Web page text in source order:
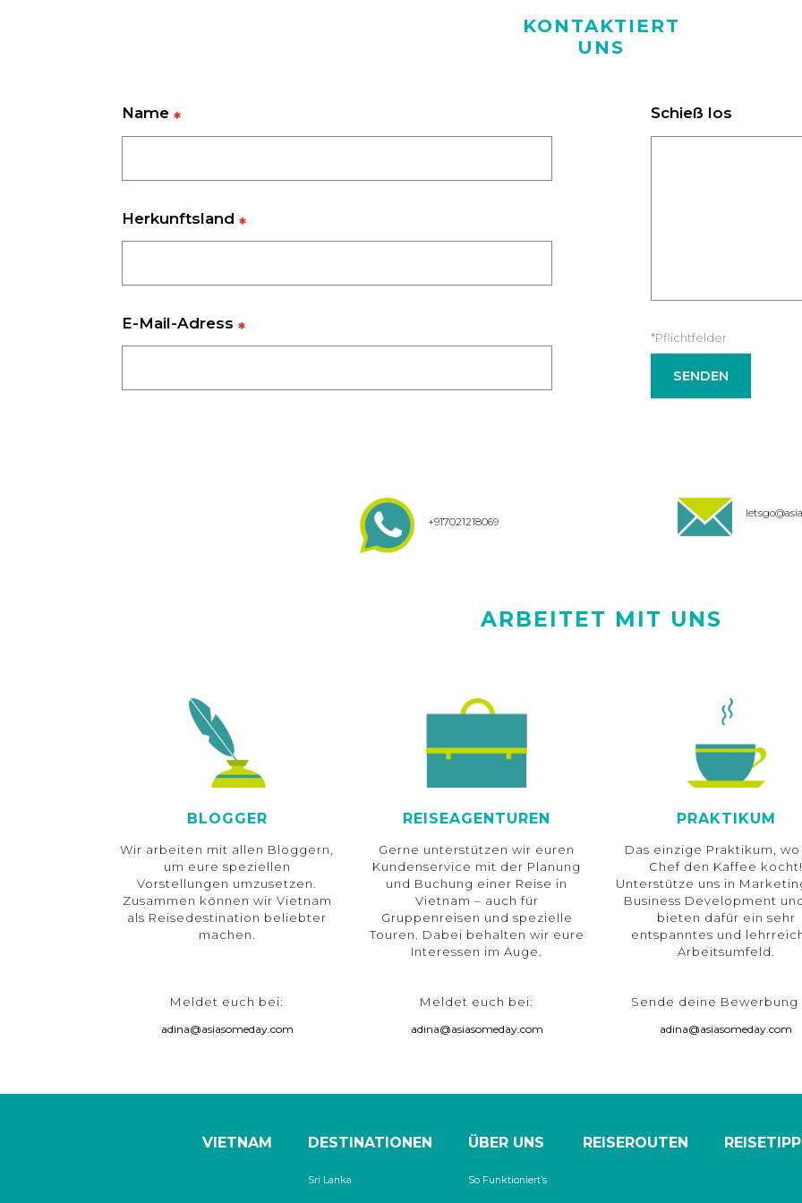
KONTAKTIERT
UNS
Name
Herkunftsland
E-Mail-Adress
Schieß los
*Pflichtfelder
+917021218069
ARBEITET MIT UNS
BLOGGER
Wir arbeiten mit allen Bloggern,
um eure speziellen
Vorstellungen umzusetzen.
Zusammen können wir Vietnam
als Reisedestination beliebter
machen.
Meldet euch bei:
adina@asiasomeday.com
REISEAGENTUREN
Gerne unterstützen wir euren
Kundenservice mit der Planung
und Buchung einer Reise in
Vietnam – auch für
Gruppenreisen und spezielle
Touren. Dabei behalten wir eure
Interessen im Auge.
Meldet euch bei:
adina@asiasomeday.com
PRAKTIKUM
Das einzige Praktikum,
Chef den Kaffee kocht!
Unterstütze uns in
Business Development
bieten dafür ein sehr
entspanntes und
Arbeitsumfeld.
Sende deine Bewerbung
adina@asiasomeday.com
VIETNAM DESTINATIONEN
Sri Lanka
ÜBER UNS
So Funktioniert’s
REISEROUTEN